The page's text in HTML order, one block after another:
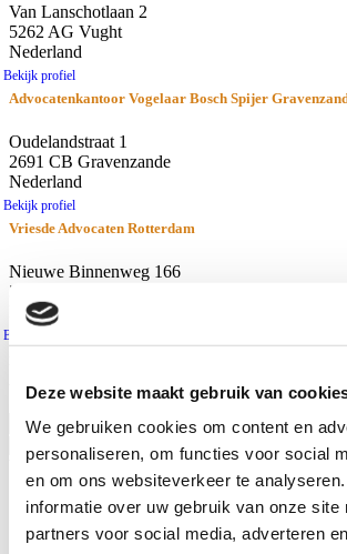
Deze website maakt gebruik van
We gebruiken cookies om content en
personaliseren, om functies voor social
en om ons websiteverkeer te
informatie over uw gebruik van onze site
partners voor social media, adverteren
Van Lanschotlaan 2
5262 AG Vught
Nederland
Bekijk profiel
Advocatenkantoor Vogelaar Bosch Spijer
Oudelandstraat 1
2691 CB Gravenzande
Nederland
Bekijk profiel
Vriesde Advocaten Rotterdam
Nieuwe Binnenweg 166
3015 BH Rotterdam
Nederland
Bekijk profiel
Gebruik huidige locatie
Waar zoekt u naar?
Advocaten
Kantoren